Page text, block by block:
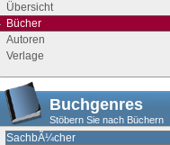
Übersicht
Bücher
Autoren
Verlage
Buchgenres
Stöbern Sie nach Büchern
SachbÃ¼cher